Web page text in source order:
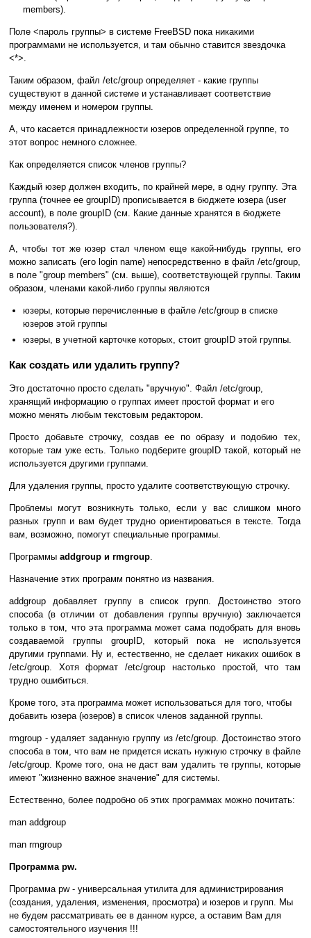
members).
Поле <пароль группы> в системе FreeBSD пока никакими
программами не используется, и там обычно ставится звездочка
<*>.
Таким образом, файл /etc/group определяет - какие группы
существуют в данной системе и устанавливает соответствие
между именем и номером группы.
А, что касается принадлежности юзеров определенной группе, то
этот вопрос немного сложнее.
Как определяется список членов группы?
Каждый юзер должен входить, по крайней мере, в одну группу. Эта
группа (точнее ее groupID) прописывается в бюджете юзера (user
account), в поле groupID (см. Какие данные хранятся в бюджете
пользователя?).
А, чтобы тот же юзер стал членом еще какой-нибудь группы, его
можно записать (его login name) непосредственно в файл /etc/group,
в поле "group members" (см. выше), соответствующей группы. Таким
образом, членами какой-либо группы являются
юзеры, которые перечисленные в файле /etc/group в списке
юзеров этой группы
юзеры, в учетной карточке которых, стоит groupID этой группы.
Как создать или удалить группу?
Это достаточно просто сделать "вручную". Файл /etc/group,
хранящий информацию о группах имеет простой формат и его
можно менять любым текстовым редактором.
Просто добавьте строчку, создав ее по образу и подобию тех,
которые там уже есть. Только подберите groupID такой, который не
используется другими группами.
Для удаления группы, просто удалите соответствующую строчку.
Проблемы могут возникнуть только, если у вас слишком много
разных групп и вам будет трудно ориентироваться в тексте. Тогда
вам, возможно, помогут специальные программы.
Программы addgroup и rmgroup.
Назначение этих программ понятно из названия.
addgroup добавляет группу в список групп. Достоинство этого
способа (в отличии от добавления группы вручную) заключается
только в том, что эта программа может сама подобрать для вновь
создаваемой группы groupID, который пока не используется
другими группами. Ну и, естественно, не сделает никаких ошибок в
/etc/group. Хотя формат /etc/group настолько простой, что там
трудно ошибиться.
Кроме того, эта программа может использоваться для того, чтобы
добавить юзера (юзеров) в список членов заданной группы.
rmgroup - удаляет заданную группу из /etc/group. Достоинство этого
способа в том, что вам не придется искать нужную строчку в файле
/etc/group. Кроме того, она не даст вам удалить те группы, которые
имеют "жизненно важное значение" для системы.
Естественно, более подробно об этих программах можно почитать:
man addgroup
man rmgroup
Программа pw.
Программа pw - универсальная утилита для администрирования
(создания, удаления, изменения, просмотра) и юзеров и групп. Мы
не будем рассматривать ее в данном курсе, а оставим Вам для
самостоятельного изучения !!!